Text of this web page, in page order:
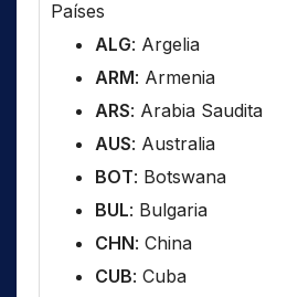
Países
ALG: Argelia
ARM: Armenia
ARS: Arabia Saudita
AUS: Australia
BOT: Botswana
BUL: Bulgaria
CHN: China
CUB: Cuba